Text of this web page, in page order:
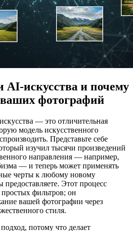
AI-искусства и почему
фотографий
— это отличительная
модель искусственного
Представьте себе
изучил тысячи произведений
направления — например,
— и теперь может применять
черты к любому новому
Этот процесс
фильтров; он
вашей фотографии через
стиля.
потому что делает